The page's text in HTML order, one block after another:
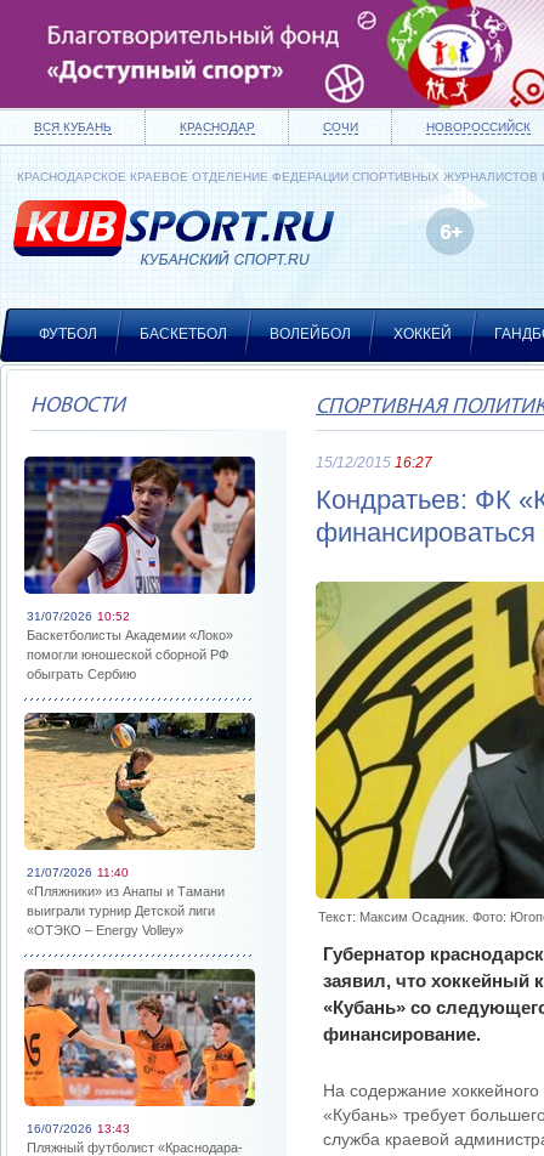
ВСЯ КУБАНЬ КРАСНОДАР СОЧИ НОВОРОССИЙСК
КРАСНОДАРСКОЕ КРАЕВОЕ ОТДЕЛЕНИЕ ФЕДЕРАЦИИ СПОРТИВНЫХ ЖУРНАЛИСТОВ
ФУТБОЛ БАСКЕТБОЛ ВОЛЕЙБОЛ ХОККЕЙ
НОВОСТИ
31/07/2026 10:52
Баскетболисты Академии «Локо»
помогли юношеской сборной РФ
обыграть Сербию
21/07/2026 11:40
«Пляжники» из Анапы и Тамани
выиграли турнир Детской лиги
«ОТЭКО – Energy Volley»
16/07/2026 13:43
Пляжный футболист «Краснодара-
СПОРТИВНАЯ
15/12/2015 16:27
Кондратьев: ФК
Текст: Максим Осадник. Фото:
Губернатор
заявил, что хоккейный
«Кубань» со
финансирование.
На содержание
«Кубань» требует
служба краевой